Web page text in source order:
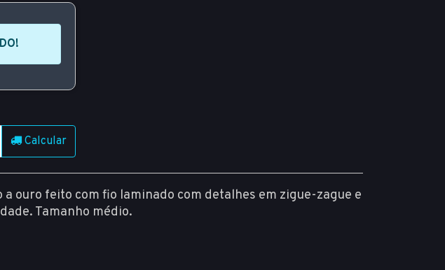
Calcular
ouro feito com fio laminado com detalhes em zigue-zague e
Tamanho médio.